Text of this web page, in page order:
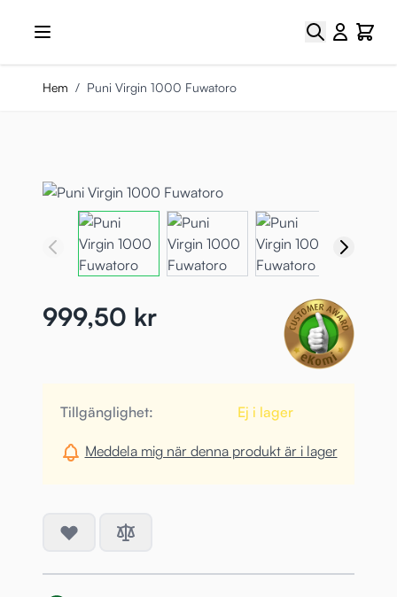
Sök
Cart
Hem / Puni Virgin 1000 Fuwatoro
999,50 kr
Tillgänglighet: Ej i lager
Meddela mig när denna produkt är i lager